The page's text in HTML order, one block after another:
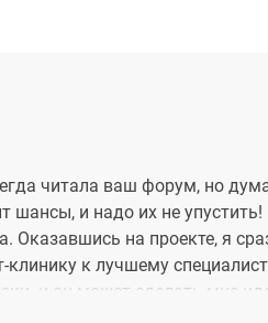
читала ваш форум, но
шансы, и надо их не
Оказавшись на проекте, я
клинику к лучшему
и он может сделать мне
операцию! Это стоит